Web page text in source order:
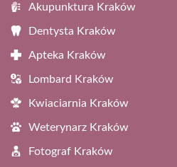
Akupunktura Kraków
Dentysta Kraków
Apteka Kraków
Lombard Kraków
Kwiaciarnia Kraków
Weterynarz Kraków
Fotograf Kraków